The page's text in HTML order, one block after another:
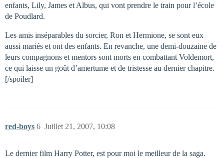
enfants, Lily, James et Albus, qui vont prendre le train pour l’école
de Poudlard.
Les amis inséparables du sorcier, Ron et Hermione, se sont eux
aussi mariés et ont des enfants. En revanche, une demi-douzaine de
leurs compagnons et mentors sont morts en combattant Voldemort,
ce qui laisse un goût d’amertume et de tristesse au dernier chapitre.
[/spoiler]
red-boys Juillet 21, 2007, 10:08
6
Le dernier film Harry Potter, est pour moi le meilleur de la saga.